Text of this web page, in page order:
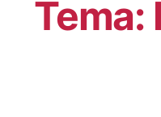
Tema: